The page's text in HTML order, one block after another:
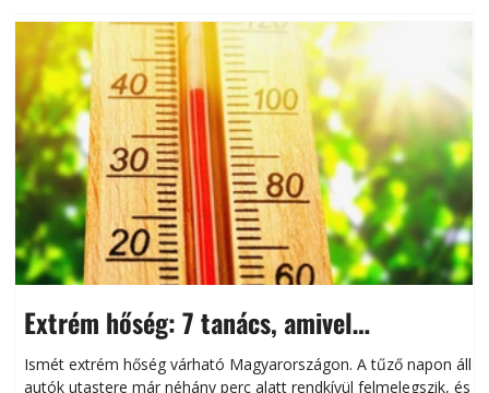
Extrém hőség: 7 tanács, amivel
megóvhatjuk autónkat a nyári károktól
Ismét extrém hőség várható Magyarországon. A tűző napon álló
autók utastere már néhány perc alatt rendkívül felmelegszik, és